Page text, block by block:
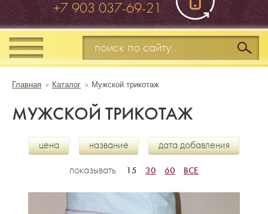
+7 903 037-69-21
Главная > Каталог > Мужской трикотаж
МУЖСКОЙ ТРИКОТАЖ
цена название дата добавления
показывать 15 30 60 ВСЕ